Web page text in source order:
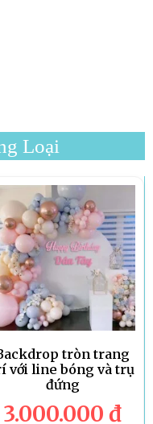
Loại
tròn trang
với line bóng và trụ
đứng
3.000.000 đ